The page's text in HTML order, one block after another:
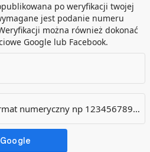
po weryfikacji twojej
jest podanie numeru
można również dokonać
Google lub Facebook.
Podaj nr telefonu (format numeryczny np 123456789). Dotyczy tylko numerów w Polsce.